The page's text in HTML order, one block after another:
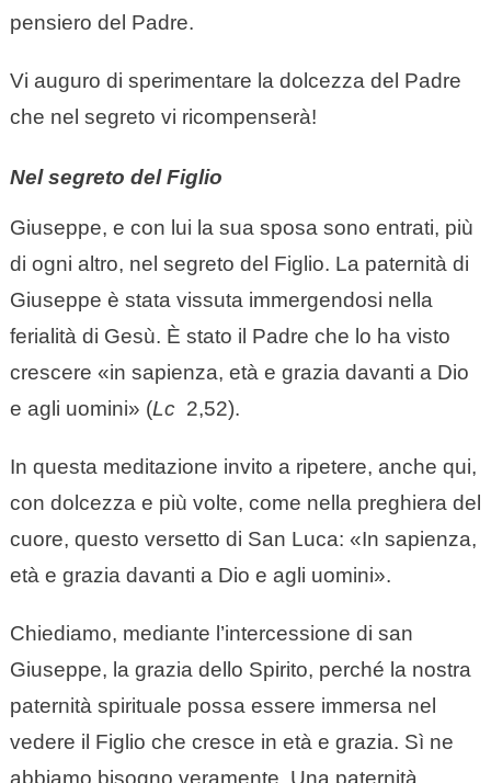
pensiero del Padre.
Vi auguro di sperimentare la dolcezza del Padre
che nel segreto vi ricompenserà!
Nel segreto del Figlio
Giuseppe, e con lui la sua sposa sono entrati, più
di ogni altro, nel segreto del Figlio. La paternità di
Giuseppe è stata vissuta immergendosi nella
ferialità di Gesù. È stato il Padre che lo ha visto
crescere «in sapienza, età e grazia davanti a Dio
e agli uomini» (Lc2,52).
In questa meditazione invito a ripetere, anche qui,
con dolcezza e più volte, come nella preghiera del
cuore, questo versetto di San Luca: «In sapienza,
età e grazia davanti a Dio e agli uomini».
Chiediamo, mediante l’intercessione di san
Giuseppe, la grazia dello Spirito, perché la nostra
paternità spirituale possa essere immersa nel
vedere il Figlio che cresce in età e grazia. Sì ne